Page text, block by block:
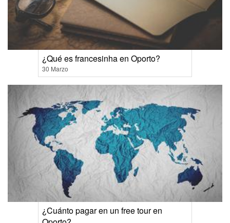
¿Qué es francesinha en Oporto?
30 Marzo
¿Cuánto pagar en un free tour en